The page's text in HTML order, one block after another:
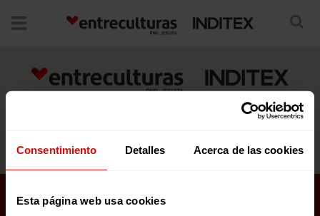
Consentimiento Detalles Acerca de las cookies
Esta página web usa cookies
25 YEARS OF PARTNERSHIP